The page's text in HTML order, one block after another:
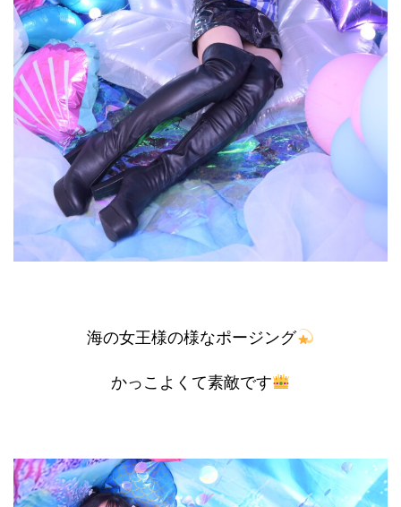
海の女王様の様なポージング
かっこよくて素敵です